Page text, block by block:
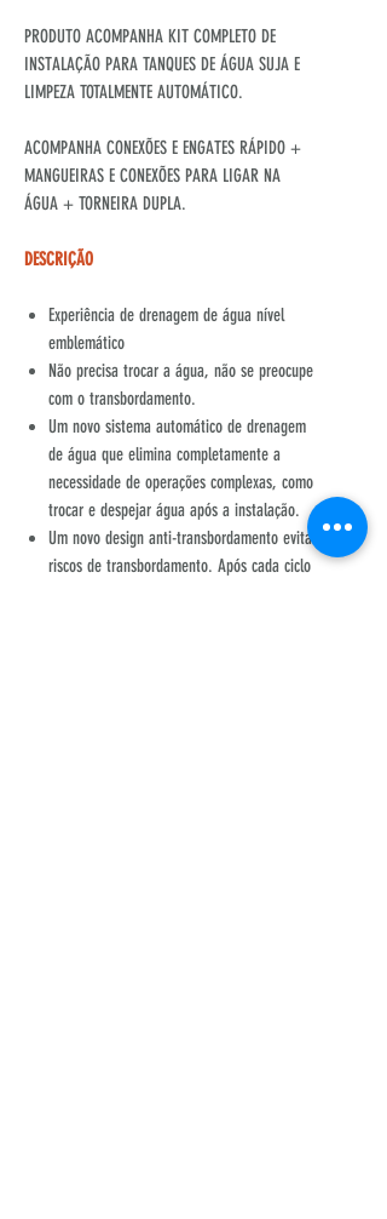
PRODUTO ACOMPANHA KIT COMPLETO DE
INSTALAÇÃO PARA TANQUES DE ÁGUA SUJA E
LIMPEZA TOTALMENTE AUTOMÁTICO.
ACOMPANHA CONEXÕES E ENGATES RÁPIDO +
MANGUEIRAS E CONEXÕES PARA LIGAR NA
ÁGUA + TORNEIRA DUPLA.
DESCRIÇÃO
Experiência de drenagem de água nível
emblemático
Não precisa trocar a água, não se preocupe
com o transbordamento.
Um novo sistema automático de drenagem
de água que elimina completamente a
necessidade de operações complexas, como
trocar e despejar água após a instalação.
Um novo design anti-transbordamento evita
riscos de transbordamento. Após cada ciclo